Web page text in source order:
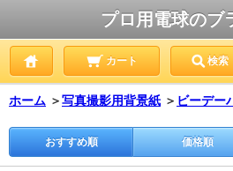
プロ用電球のブ
カート 検索
ホーム ＞写真撮影用背景紙 ＞ ビーデー
おすすめ順 価格順